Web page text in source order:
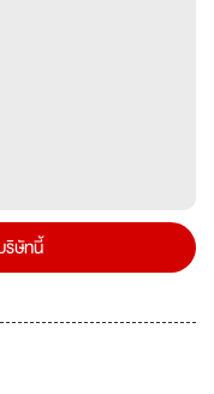
ริษัทนี้